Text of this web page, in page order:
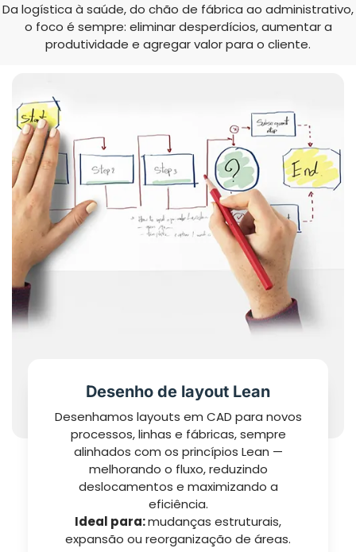
Da logística à saúde, do chão de fábrica ao administrativo,
o foco é sempre: eliminar desperdícios, aumentar a
produtividade e agregar valor para o cliente.
Desenho de layout Lean
Desenhamos layouts em CAD para novos
processos, linhas e fábricas, sempre
alinhados com os princípios Lean —
melhorando o fluxo, reduzindo
deslocamentos e maximizando a
eficiência.
Ideal para:mudanças estruturais,
expansão ou reorganização de áreas.